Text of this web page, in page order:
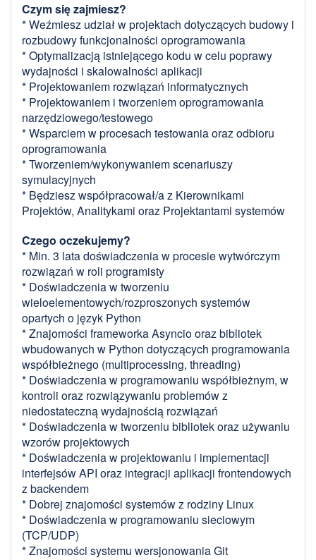
Czym się zajmiesz?
* Weźmiesz udział w projektach dotyczących budowy i
rozbudowy funkcjonalności oprogramowania
* Optymalizacją istniejącego kodu w celu poprawy
wydajności i skalowalności aplikacji
* Projektowaniem rozwiązań informatycznych
* Projektowaniem i tworzeniem oprogramowania
narzędziowego/testowego
* Wsparciem w procesach testowania oraz odbioru
oprogramowania
* Tworzeniem/wykonywaniem scenariuszy
symulacyjnych
* Będziesz współpracował/a z Kierownikami
Projektów, Analitykami oraz Projektantami systemów
Czego oczekujemy?
* Min. 3 lata doświadczenia w procesie wytwórczym
rozwiązań w roli programisty
* Doświadczenia w tworzeniu
wieloelementowych/rozproszonych systemów
opartych o język Python
* Znajomości frameworka Asyncio oraz bibliotek
wbudowanych w Python dotyczących programowania
współbieżnego (multiprocessing, threading)
* Doświadczenia w programowaniu współbieżnym, w
kontroli oraz rozwiązywaniu problemów z
niedostateczną wydajnością rozwiązań
* Doświadczenia w tworzeniu bibliotek oraz używaniu
wzorów projektowych
* Doświadczenia w projektowaniu i implementacji
interfejsów API oraz integracji aplikacji frontendowych
z backendem
* Dobrej znajomości systemów z rodziny Linux
* Doświadczenia w programowaniu sieciowym
(TCP/UDP)
* Znajomości systemu wersjonowania Git